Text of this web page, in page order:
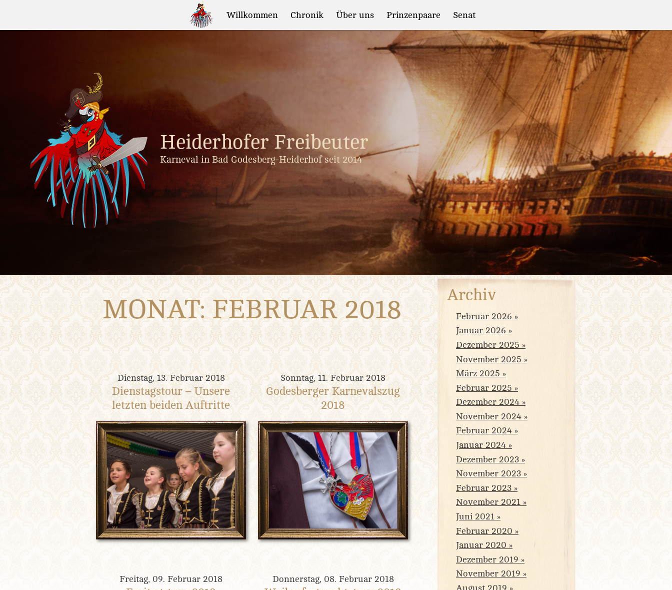
Willkommen Chronik Über uns Prinzenpaare Senat
Heiderhofer Freibeuter
Karneval in Bad Godesberg-Heiderhof seit 2014
MONAT:FEBRUAR 2018
Dienstag, 13. Februar 2018
Dienstagstour – Unsere
letzten beiden Auftritte
Sonntag, 11. Februar 2018
Godesberger Karnevalszug
2018
Freitag, 09. Februar 2018 Donnerstag, 08. Februar 2018
Archiv
Februar 2026
Januar 2026
Dezember 2025
November 2025
März 2025
Februar 2025
Dezember 2024
November 2024
Februar 2024
Januar 2024
Dezember 2023
November 2023
Februar 2023
November 2021
Juni 2021
Februar 2020
Januar 2020
Dezember 2019
November 2019
August 2019